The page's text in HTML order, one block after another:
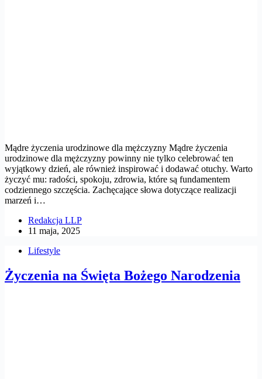
Mądre życzenia urodzinowe dla mężczyzny Mądre życzenia
urodzinowe dla mężczyzny powinny nie tylko celebrować ten
wyjątkowy dzień, ale również inspirować i dodawać otuchy. Warto
życzyć mu: radości, spokoju, zdrowia, które są fundamentem
codziennego szczęścia. Zachęcające słowa dotyczące realizacji
marzeń i…
Redakcja LLP
11 maja, 2025
Lifestyle
Życzenia na Święta Bożego Narodzenia